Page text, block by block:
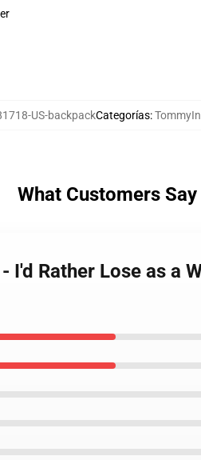
US-backpackCategorías:
What Customers Say
Rather Lose as a